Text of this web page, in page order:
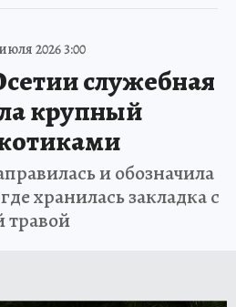
2026 3:00
служебная
крупный
и обозначила
хранилась закладка с
травой